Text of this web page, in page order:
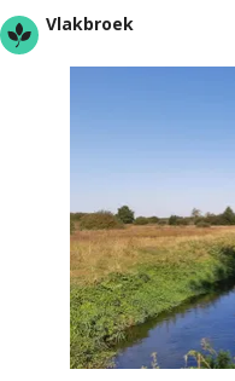
Vlakbroek